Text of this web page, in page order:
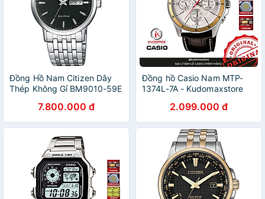
Đồng Hồ Nam Citizen Dây
Thép Không Gỉ BM9010-59E
7.800.000 đ
Đồng hồ Casio Nam MTP-
1374L-7A - Kudomaxstore
2.099.000 đ